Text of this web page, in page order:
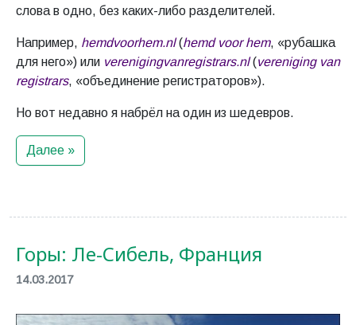
слова в одно, без каких-либо разделителей.
Например, hemdvoorhem.nl(hemd voor hem, «рубашка
для него») или verenigingvanregistrars.nl(vereniging van
registrars, «объединение регистраторов»).
Но вот недавно я набрёл на один из шедевров.
Далее »
Горы: Ле-Сибель, Франция
14.03.2017